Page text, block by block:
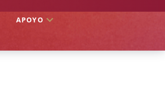
APOYO